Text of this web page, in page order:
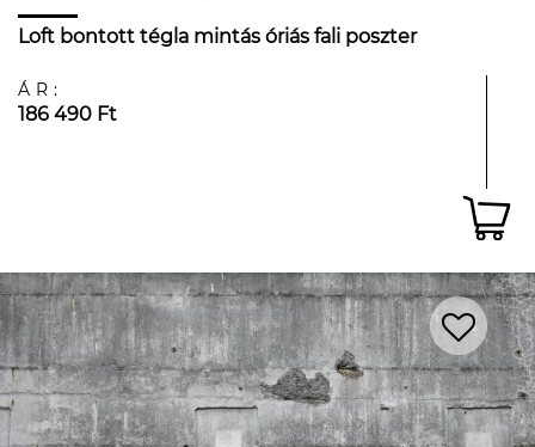
Loft bontott tégla mintás óriás fali poszter
ÁR:
186 490 Ft